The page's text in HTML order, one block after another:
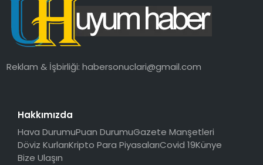
SAĞLIK
MAGAZIN
Reklam & İşbirliği:habersonuclari@gmail.com
Hakkımızda
Hava DurumuPuan DurumuGazete Manşetleri
Döviz KurlarıKripto Para PiyasalarıCovid 19Künye
Bize Ulaşın